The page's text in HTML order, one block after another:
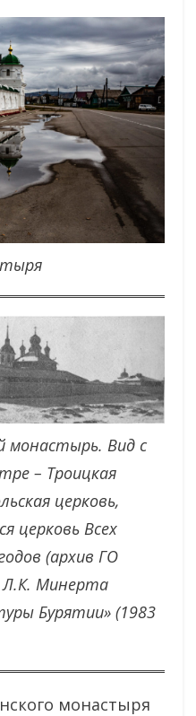
монастырь. Вид с
– Троицкая
церковь,
церковь Всех
(архив ГО
Л.К. Минерта
Бурятии» (1983
монастыря